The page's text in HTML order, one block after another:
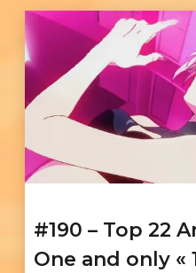
#190 – Top 22
One and only «